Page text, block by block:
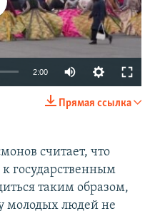
1080p
2:00
720p
1080p
Прямая ссылка
считает, что
государственным
таким образом,
молодых людей не